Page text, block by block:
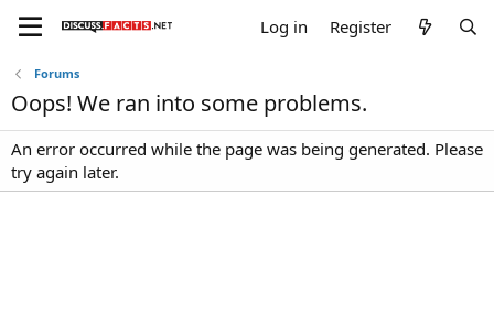
Log in Register
Forums
Oops! We ran into some problems.
An error occurred while the page was being generated. Please
try again later.